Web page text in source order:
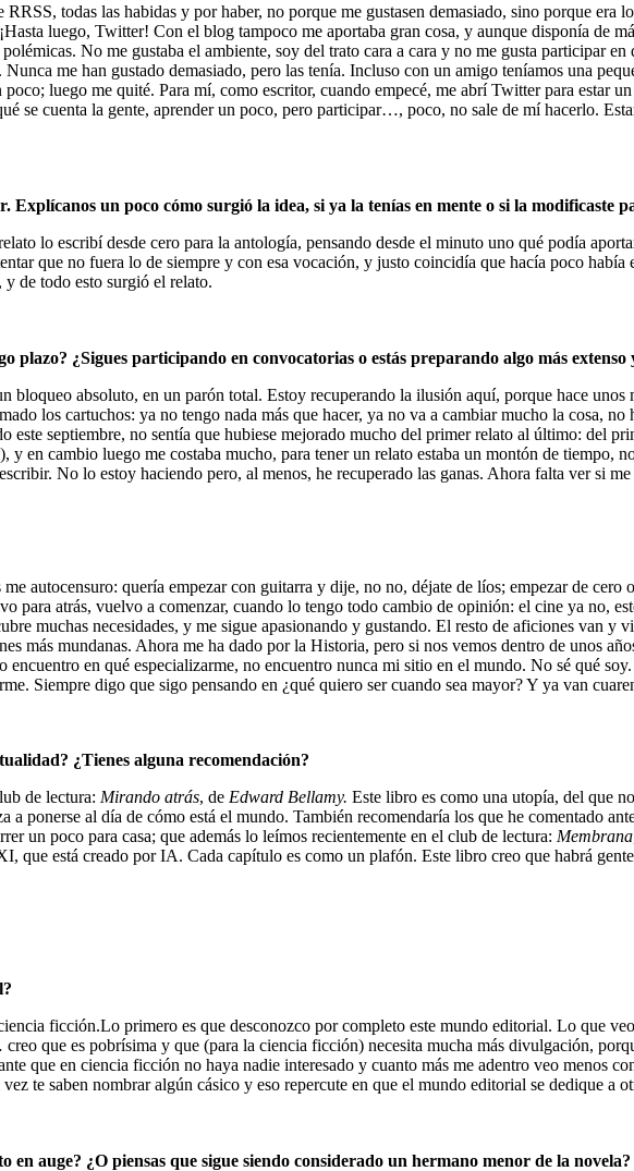
todas las habidas y por haber, no porque me gustasen demasiado, sino porque era
luego, Twitter! Con el blog tampoco me aportaba gran cosa, y aunque disponía de
No me gustaba el ambiente, soy del trato cara a cara y no me gusta participar
me han gustado demasiado, pero las tenía. Incluso con un amigo teníamos una
luego me quité. Para mí, como escritor, cuando empecé, me abrí Twitter para estar
se cuenta la gente, aprender un poco, pero participar…, poco, no sale de mí hacerlo.
un poco cómo surgió la idea, si ya la tenías en mente o si la modificaste
lo escribí desde cero para la antología, pensando desde el minuto uno qué podía
que no fuera lo de siempre y con esa vocación, y justo coincidía que hacía poco
de todo esto surgió el relato.
plazo? ¿Sigues participando en convocatorias o estás preparando algo más extenso
bloqueo absoluto, en un parón total. Estoy recuperando la ilusión aquí, porque hace
los cartuchos: ya no tengo nada más que hacer, ya no va a cambiar mucho la cosa,
este septiembre, no sentía que hubiese mejorado mucho del primer relato al último: del
), y en cambio luego me costaba mucho, para tener un relato estaba un montón de tiempo,
No lo estoy haciendo pero, al menos, he recuperado las ganas. Ahora falta ver si
autocensuro: quería empezar con guitarra y dije, no no, déjate de líos; empezar de
para atrás, vuelvo a comenzar, cuando lo tengo todo cambio de opinión: el cine ya no,
muchas necesidades, y me sigue apasionando y gustando. El resto de aficiones van
más mundanas. Ahora me ha dado por la Historia, pero si nos vemos dentro de unos
en qué especializarme, no encuentro nunca mi sitio en el mundo. No sé qué
Siempre digo que sigo pensando en ¿qué quiero ser cuando sea mayor? Y ya van
¿Tienes alguna recomendación?
de lectura: Mirando atrás, de Edward Bellamy. Este libro es como una utopía, del que
a ponerse al día de cómo está el mundo. También recomendaría los que he comentado
un poco para casa; que además lo leímos recientemente en el club de lectura: Membrana
que está creado por IA. Cada capítulo es como un plafón. Este libro creo que habrá
ficción.Lo primero es que desconozco por completo este mundo editorial. Lo que
que es pobrísima y que (para la ciencia ficción) necesita mucha más divulgación,
que en ciencia ficción no haya nadie interesado y cuanto más me adentro veo menos
te saben nombrar algún cásico y eso repercute en que el mundo editorial se dedique a
en auge? ¿O piensas que sigue siendo considerado un hermano menor de la